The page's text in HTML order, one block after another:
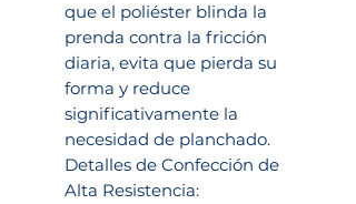
que el poliéster blinda la
prenda contra la fricción
diaria, evita que pierda su
forma y reduce
significativamente la
necesidad de planchado.
Detalles de Confección de
Alta Resistencia: